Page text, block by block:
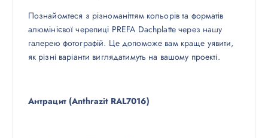
Познайомтеся з різноманіттям кольорів та форматів
алюмінієвої черепиці PREFA Dachplatte через нашу
галерею фотографій. Це допоможе вам краще уявити,
як різні варіанти виглядатимуть на вашому проекті.
Антрацит (Anthrazit RAL7016)